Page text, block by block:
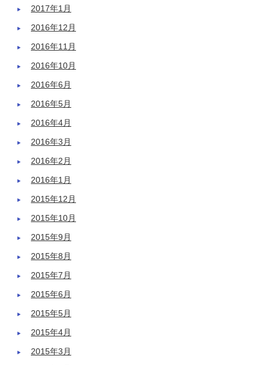
2017年1月
2016年12月
2016年11月
2016年10月
2016年6月
2016年5月
2016年4月
2016年3月
2016年2月
2016年1月
2015年12月
2015年10月
2015年9月
2015年8月
2015年7月
2015年6月
2015年5月
2015年4月
2015年3月